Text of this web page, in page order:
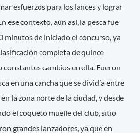
esfuerzos para los lances y lograr
ese contexto, aún así, la pesca fue
minutos de iniciado el concurso, ya
completa de quince
constantes cambios en ella. Fueron
en una cancha que se dividía entre
la zona norte de la ciudad, y desde
el coqueto muelle del club, sitio
grandes lanzadores, ya que en